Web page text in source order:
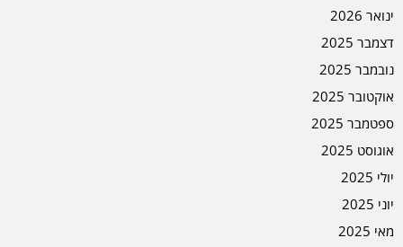
ינואר 2026
דצמבר 2025
נובמבר 2025
אוקטובר 2025
ספטמבר 2025
אוגוסט 2025
יולי 2025
יוני 2025
מאי 2025